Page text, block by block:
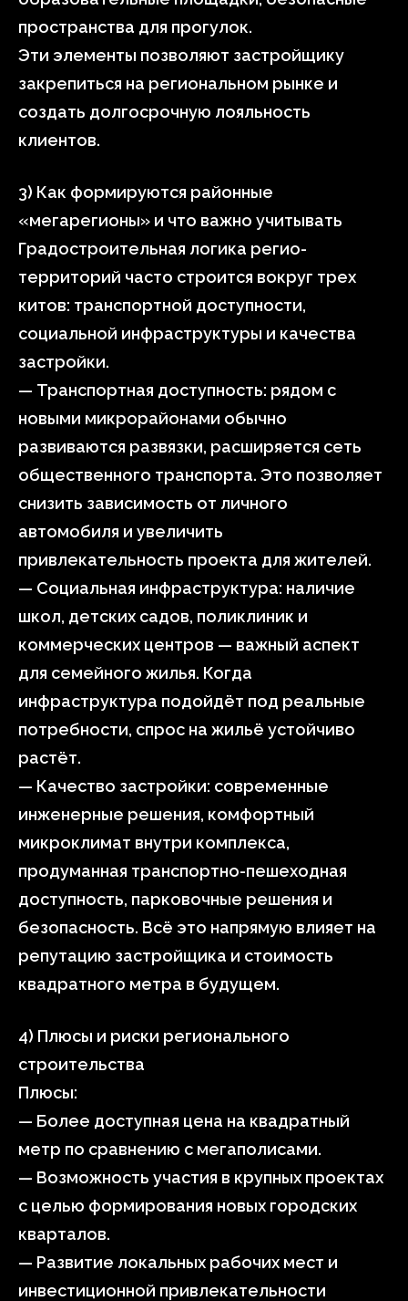
пространства для прогулок.
Эти элементы позволяют застройщику
закрепиться на региональном рынке и
создать долгосрочную лояльность
клиентов.
3) Как формируются районные
«мегарегионы» и что важно учитывать
Градостроительная логика регио-
территорий часто строится вокруг трех
китов: транспортной доступности,
социальной инфраструктуры и качества
застройки.
— Транспортная доступность: рядом с
новыми микрорайонами обычно
развиваются развязки, расширяется сеть
общественного транспорта. Это позволяет
снизить зависимость от личного
автомобиля и увеличить
привлекательность проекта для жителей.
— Социальная инфраструктура: наличие
школ, детских садов, поликлиник и
коммерческих центров — важный аспект
для семейного жилья. Когда
инфраструктура подойдёт под реальные
потребности, спрос на жильё устойчиво
растёт.
— Качество застройки: современные
инженерные решения, комфортный
микроклимат внутри комплекса,
продуманная транспортно-пешеходная
доступность, парковочные решения и
безопасность. Всё это напрямую влияет на
репутацию застройщика и стоимость
квадратного метра в будущем.
4) Плюсы и риски регионального
строительства
Плюсы:
— Более доступная цена на квадратный
метр по сравнению с мегаполисами.
— Возможность участия в крупных проектах
с целью формирования новых городских
кварталов.
— Развитие локальных рабочих мест и
инвестиционной привлекательности